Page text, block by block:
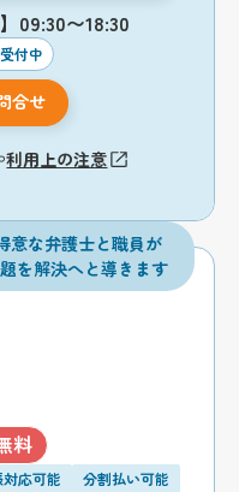
09:30〜18:30
付中
合せ
利用上の注意
意な弁護士と職員が
を解決へと導きます
料
応可能
分割払い可能